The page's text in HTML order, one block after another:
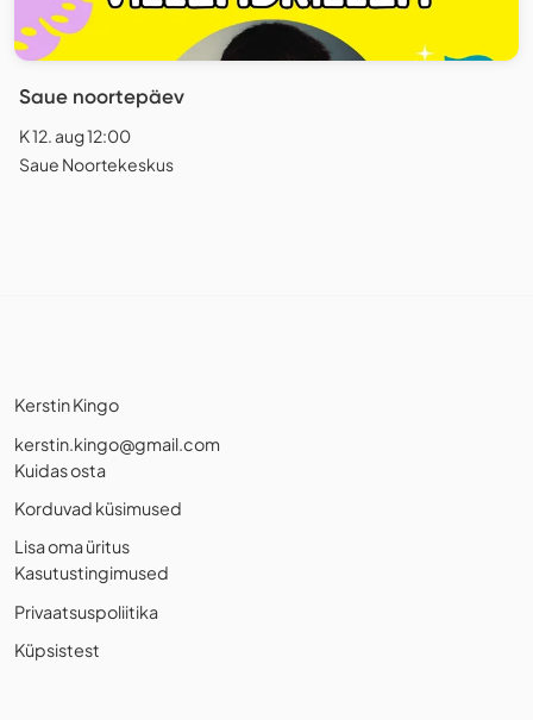
Saue noortepäev
K 12. aug 12:00
Saue Noortekeskus
Kerstin Kingo
kerstin.kingo@gmail.com
Kuidas osta
Korduvad küsimused
Lisa oma üritus
Kasutustingimused
Privaatsuspoliitika
Küpsistest